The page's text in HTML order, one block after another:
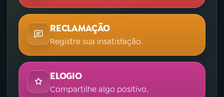
RECLAMAÇÃO
Registre sua insatisfação.
ELOGIO
Compartilhe algo positivo.